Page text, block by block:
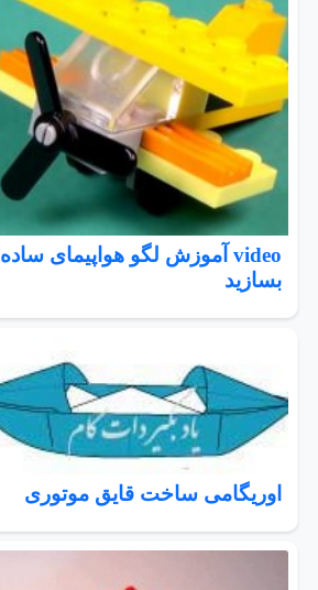
video آموزش لگو هواپیمای ساده
بسازید
اوریگامی ساخت قایق موتوری